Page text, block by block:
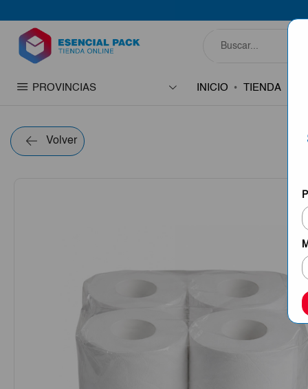
PROVINCIAS INICIO TIENDA
Volver